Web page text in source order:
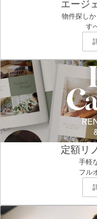
エージ
物件探し
す
定額リ
手軽
フル